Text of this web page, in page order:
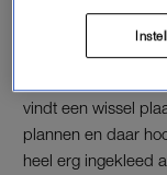
Maar in haar vier
vindt een wissel
plannen en daar
heel erg ingekleed